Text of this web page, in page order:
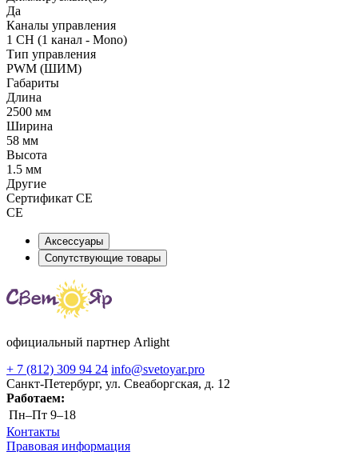
Да
Каналы управления
1 CH (1 канал - Mono)
Тип управления
PWM (ШИМ)
Габариты
Длина
2500 мм
Ширина
58 мм
Высота
1.5 мм
Другие
Сертификат CE
CE
Аксессуары
Сопутствующие товары
официальный партнер Arlight
+ 7 (812) 309 94 24 info@svetoyar.pro
Санкт-Петербург, ул. Свеаборгская, д. 12
Работаем:
Пн–Пт 9–18
Контакты
Правовая информация